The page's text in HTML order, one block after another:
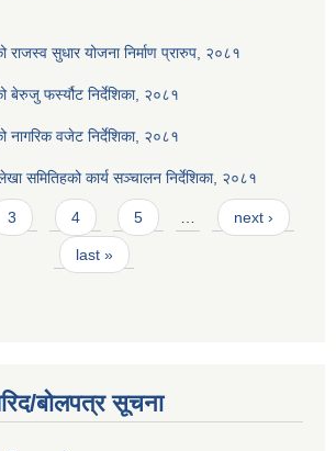
राजस्व सुधार योजना निर्माण प्रारुप, २०८१
बेरुजु फर्स्यौट निर्देशिका, २०८१
नागरिक वजेट निर्देशिका, २०८१
समितिहको कार्य सञ्चालन निर्देशिका, २०८१
3 4 5 next ›
last »
बोलपत्र सूचना